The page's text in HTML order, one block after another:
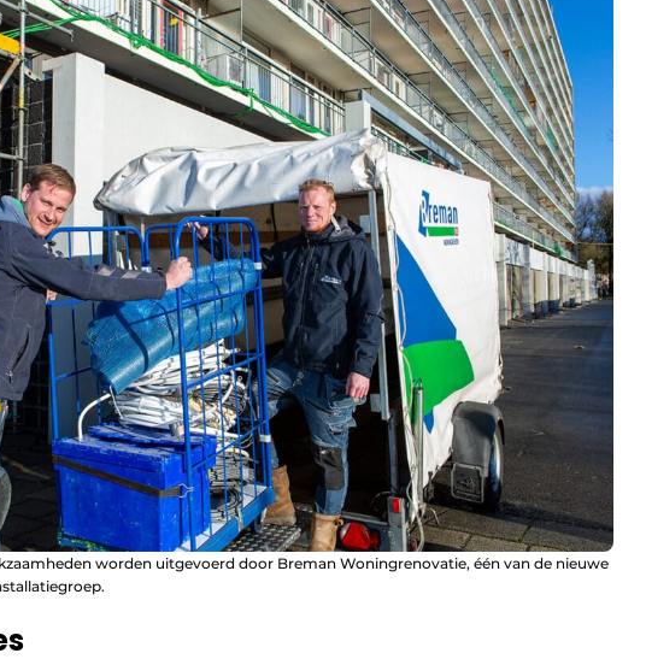
worden uitgevoerd door Breman Woningrenovatie, één van de nieuwe